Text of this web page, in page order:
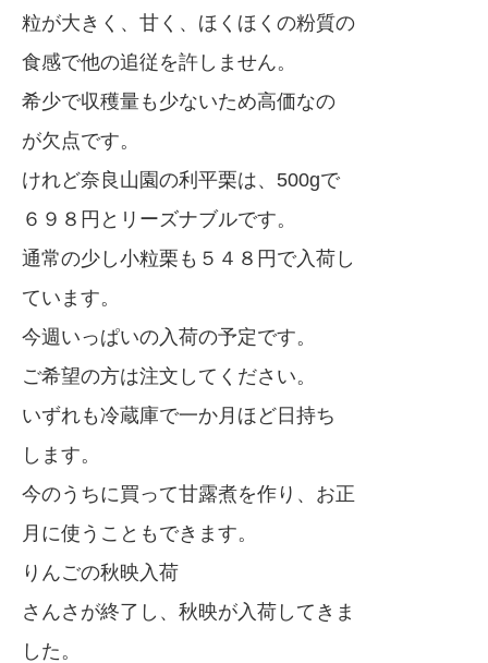
粒が大きく、甘く、ほくほくの粉質の
食感で他の追従を許しません。
希少で収穫量も少ないため高価なの
が欠点です。
けれど奈良山園の利平栗は、500gで
６９８円とリーズナブルです。
通常の少し小粒栗も５４８円で入荷し
ています。
今週いっぱいの入荷の予定です。
ご希望の方は注文してください。
いずれも冷蔵庫で一か月ほど日持ち
します。
今のうちに買って甘露煮を作り、お正
月に使うこともできます。
りんごの秋映入荷
さんさが終了し、秋映が入荷してきま
した。